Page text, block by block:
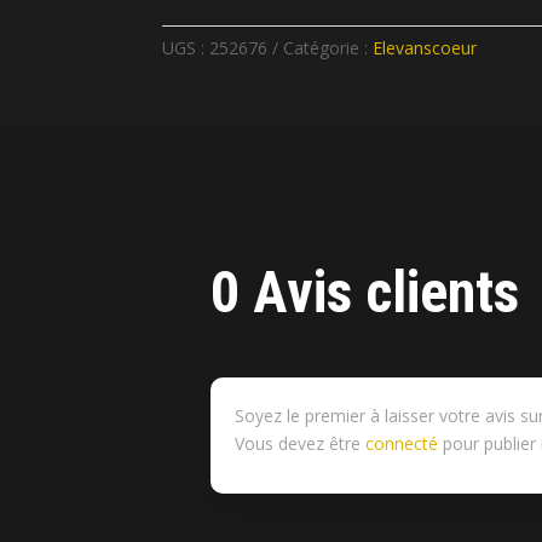
UGS : 252676 Catégorie : Elevanscoeur
0 Avis clients
Soyez le premier à laisser votre avis
Vous devez êtreconnecté pour publier